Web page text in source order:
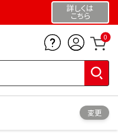
詳しくは
こちら
0
変更